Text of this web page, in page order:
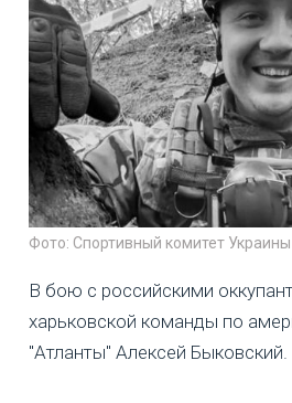
Фото: Спортивный комитет Украины
В бою с российскими
харьковской команды по
"Атланты" Алексей Быковский.